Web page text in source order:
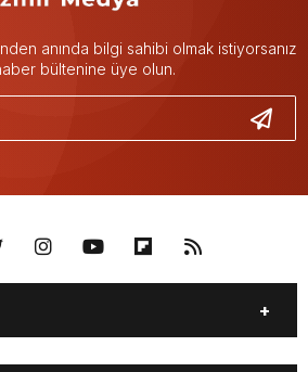
anında bilgi sahibi olmak istiyorsanız
bültenine üye olun.
DÜNYA